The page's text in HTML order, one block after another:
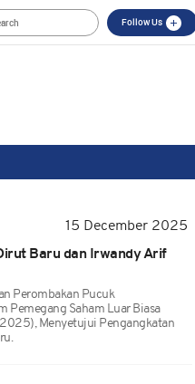
Follow Us
15 December 2025
Baru dan Irwandy Arif
Perombakan Pucuk
Pemegang Saham Luar Biasa
Menyetujui Pengangkatan